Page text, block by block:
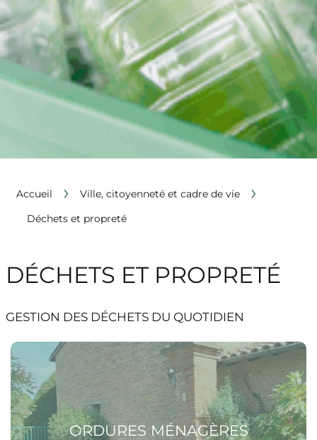
Accueil › Ville, citoyenneté et cadre de vie ›
Déchets et propreté
DÉCHETS ET PROPRETÉ
GESTION DES DÉCHETS DU QUOTIDIEN
ORDURES MÉNAGÈRES
Voir la page Ordures ménagères